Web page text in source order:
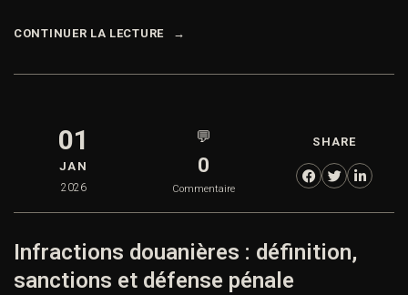
CONTINUER LA LECTURE
01
JAN
2026
💬
0
Commentaire
SHARE
Infractions douanières : définition,
sanctions et défense pénale